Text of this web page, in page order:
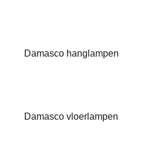
Damasco hanglampen
Damasco vloerlampen